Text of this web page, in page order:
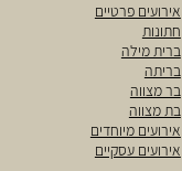
אירועים פרטיים
חתונות
ברית מילה
בריתה
בר מצווה
בת מצווה
אירועים מיוחדים
אירועים עסקיים